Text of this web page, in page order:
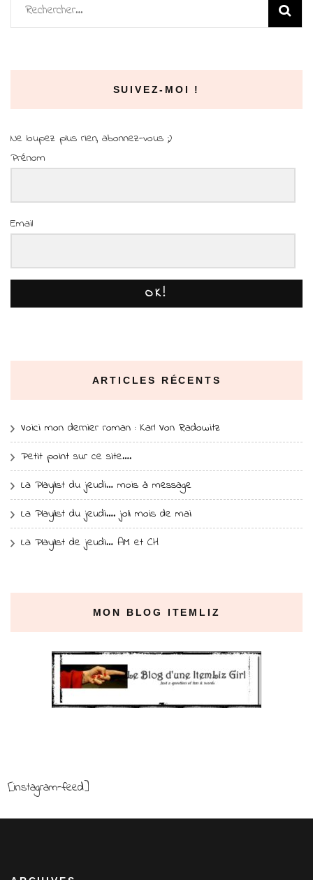
Rechercher :
SUIVEZ-MOI !
Ne loupez plus rien, abonnez-vous ;)
Prénom
Email
OK!
ARTICLES RÉCENTS
Voici mon dernier roman : Karl Von Radowitz
Petit point sur ce site….
La Playlist du jeudi… mois à message
La Playlist du jeudi…. joli mois de mai
La Playlist de jeudi… AM et CH
MON BLOG ITEMLIZ
[instagram-feed]